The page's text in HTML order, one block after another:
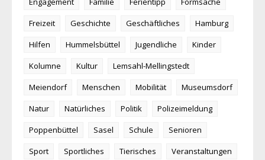
Freizeit
Geschichte Geschäftliches
Hamburg
Hilfen
Hummelsbüttel Jugendliche
Kinder
Kolumne
Kultur
Lemsahl-Mellingstedt
Meiendorf
Menschen Mobilität
Museumsdorf
Natur
Natürliches Politik
Polizeimeldung
Poppenbüttel
Sasel Schule
Senioren
Sport
Sportliches Tierisches
Veranstaltungen